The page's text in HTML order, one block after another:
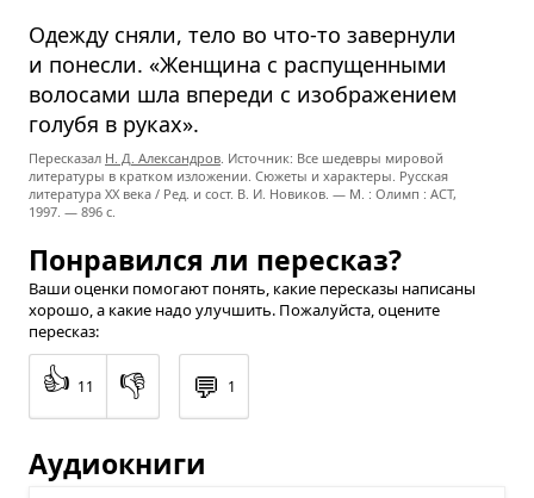
Одежду сняли, тело во что-то завернули
и понесли. «Женщина с распущенными
волосами шла впереди с изображением
голубя в руках».
Пересказал Н. Д. Александров. Источник: Все шедевры мировой
литературы в кратком изложении. Сюжеты и характеры. Русская
литература XX века / Ред. и сост. В. И. Новиков. — М. : Олимп : ACT,
1997. — 896 с.
Понравился ли пересказ?
Ваши оценки помогают понять, какие пересказы написаны
хорошо, а какие надо улучшить. Пожалуйста, оцените
пересказ:
👍 11 👎 💬 1
Аудиокниги